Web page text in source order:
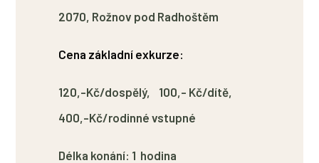
2070, Rožnov pod Radhoštěm
Cena základní exkurze:
120,-Kč/dospělý, 100,- Kč/dítě,
400 ,-Kč/rodinné vstupné
Délka konání: 1 hodina